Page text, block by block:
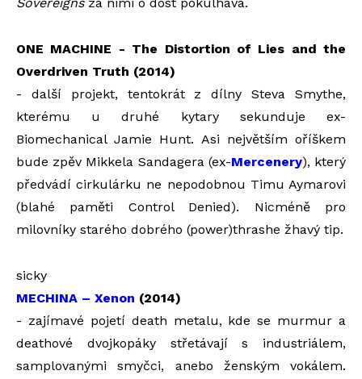
ONE MACHINE - The Distortion of Lies and the
Overdriven Truth (2014)
- další projekt, tentokrát z dílny Steva Smythe,
kterému u druhé kytary sekunduje ex-
Biomechanical Jamie Hunt. Asi největším oříškem
bude zpěv Mikkela Sandagera (ex-Mercenery), který
předvádí cirkulárku ne nepodobnou Timu Aymarovi
(blahé paměti Control Denied). Nicméně pro
milovníky starého dobrého (power)thrashe žhavý tip.
sicky
MECHINA – Xenon (2014)
- zajímavé pojetí death metalu, kde se murmur a
deathové dvojkopáky střetávají s industriálem,
samplovanými smyčci, anebo ženským vokálem.